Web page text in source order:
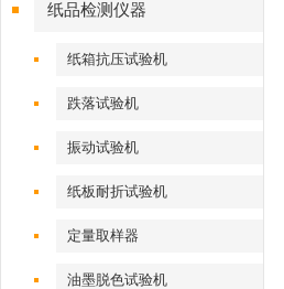
纸品检测仪器
纸箱抗压试验机
跌落试验机
振动试验机
纸板耐折试验机
定量取样器
油墨脱色试验机